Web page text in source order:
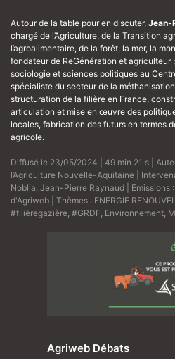
Autour de la table pour en discuter, Jean-
chargé de l’Agriculture, de la Transition
l’agroalimentaire, de la forêt, la mer, la
fondateur de ReGénération et agriculteur ;
sociologie et sciences politiques au
spécialiste du secteur de la
structuration de la filière en France,
articulation et mise en œuvre des
locales, fabrication des futurs en termes
agricole.
Diffusé le 23/05/2024 | 49 min 21 s |
l’Agriculture Nouvelle-Aquitaine |
Noblia Jean-Pierre Raynaud | Emissions :
d'Agriweb | Thèmes : ENERGIE
#filièregazière #GRDF Environnement
Agriweb Débats